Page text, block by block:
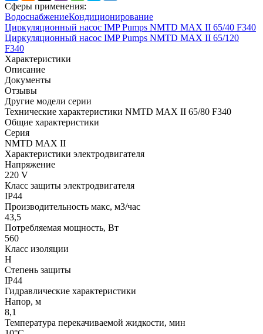
Сферы применения:
ВодоснабжениеКондиционирование
Циркуляционный насос IMP Pumps NMTD MAX II 65/40 F340
Циркуляционный насос IMP Pumps NMTD MAX II 65/120
F340
Характеристики
Описание
Документы
Отзывы
Другие модели серии
Технические характеристики NMTD MAX II 65/80 F340
Общие характеристики
Серия
NMTD MAX II
Характеристики электродвигателя
Напряжение
220 V
Класс защиты электродвигателя
IP44
Производительность макс, м3/час
43,5
Потребляемая мощность, Вт
560
Класс изоляции
H
Степень защиты
IP44
Гидравлические характеристики
Напор, м
8,1
Температура перекачиваемой жидкости, мин